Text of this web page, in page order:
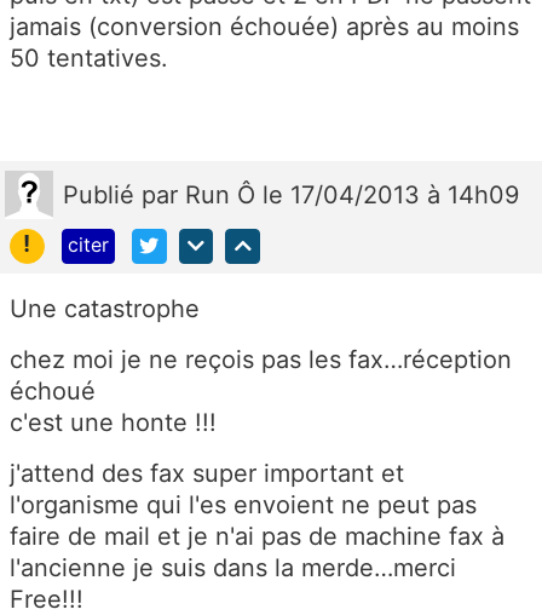
jamais (conversion échouée) après au moins
50 tentatives.
Publié par Run Ô le 17/04/2013 à 14h09
!
citer
Une catastrophe
chez moi je ne reçois pas les fax…réception
échoué
c'est une honte !!!
j'attend des fax super important et
l'organisme qui l'es envoient ne peut pas
faire de mail et je n'ai pas de machine fax à
l'ancienne je suis dans la merde…merci
Free!!!